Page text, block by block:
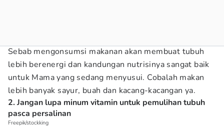
Sebab mengonsumsi makanan akan membuat tubuh
lebih berenergi dan kandungan nutrisinya sangat baik
untuk Mama yang sedang menyusui. Cobalah makan
lebih banyak sayur, buah dan kacang-kacangan ya.
2. Jangan lupa minum vitamin untuk pemulihan tubuh
pasca persalinan
Freepik/stockking